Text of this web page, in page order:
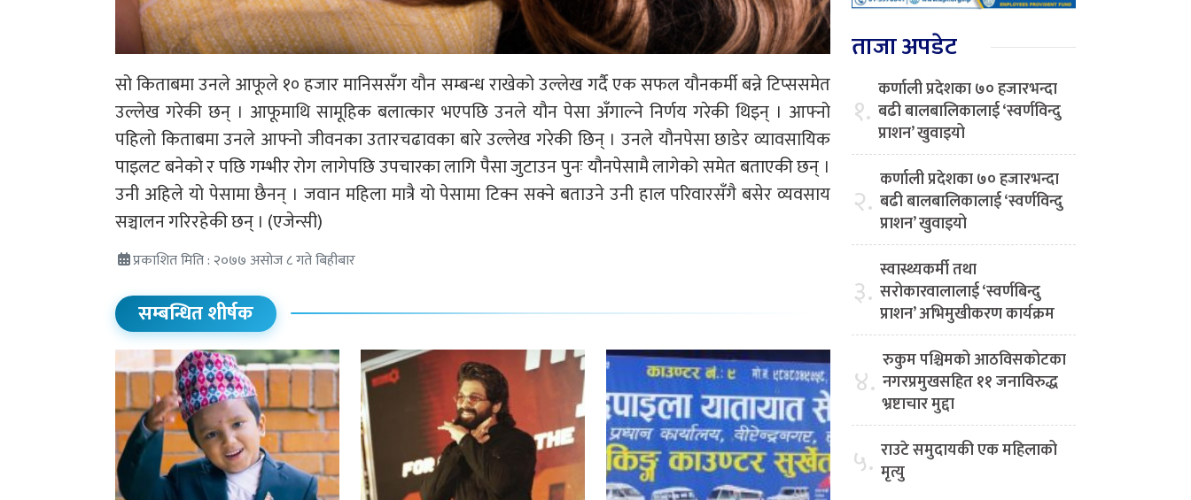
सो किताबमा उनले आफूले १० हजार मानिससँग यौन सम्बन्ध राखेको उल्लेख गर्दै एक सफल यौनकर्मी बन्ने टिप्ससमेत
उल्लेख गरेकी छन् । आफूमाथि सामूहिक बलात्कार भएपछि उनले यौन पेसा अँगाल्ने निर्णय गरेकी थिइन् । आफ्नो
पहिलो किताबमा उनले आफ्नो जीवनका उतारचढावका बारे उल्लेख गरेकी छिन् । उनले यौनपेसा छाडेर व्यावसायिक
पाइलट बनेको र पछि गम्भीर रोग लागेपछि उपचारका लागि पैसा जुटाउन पुनः यौनपेसामै लागेको समेत बताएकी छन् ।
उनी अहिले यो पेसामा छैनन् । जवान महिला मात्रै यो पेसामा टिक्न सक्ने बताउने उनी हाल परिवारसँगै बसेर व्यवसाय
सञ्चालन गरिरहेकी छन् । (एजेन्सी)
प्रकाशित मिति : २०७७ असोज ८ गते बिहीबार
सम्बन्धित शीर्षक
ताजा अपडेट
१. कर्णाली प्रदेशका ७० हजारभन्दा
बढी बालबालिकालाई ‘स्वर्णविन्दु
प्राशन’ खुवाइयो
२. कर्णाली प्रदेशका ७० हजारभन्दा
बढी बालबालिकालाई ‘स्वर्णविन्दु
प्राशन’ खुवाइयो
३. स्वास्थ्यकर्मी तथा
सरोकारवालालाई ‘स्वर्णबिन्दु
प्राशन’ अभिमुखीकरण कार्यक्रम
४. रुकुम पश्चिमको आठविसकोटका
नगरप्रमुखसहित ११ जनाविरुद्ध
भ्रष्टाचार मुद्दा
५. राउटे समुदायकी एक महिलाको
मृत्यु